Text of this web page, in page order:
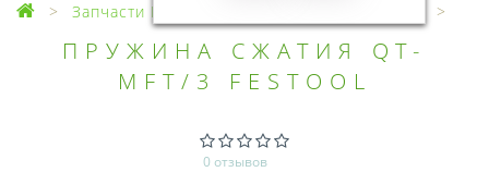
Запчасти Festool
ПРУЖИНА СЖАТИЯ QT-
MFT/3 FESTOOL
0 отзывов